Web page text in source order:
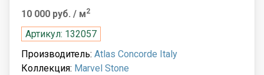
10 000 руб. / м2
Артикул: 132057
Производитель: Atlas Concorde Italy
Коллекция: Marvel Stone